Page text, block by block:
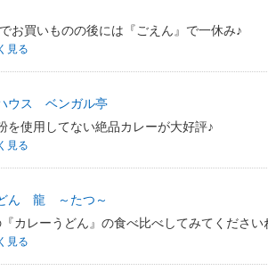
お買いものの後には『ごえん』で一休み♪
見る
ウス ベンガル亭
を使用してない絶品カレーが大好評♪
見る
ん 龍 ～たつ～
カレーうどん』の食べ比べしてみてください
見る